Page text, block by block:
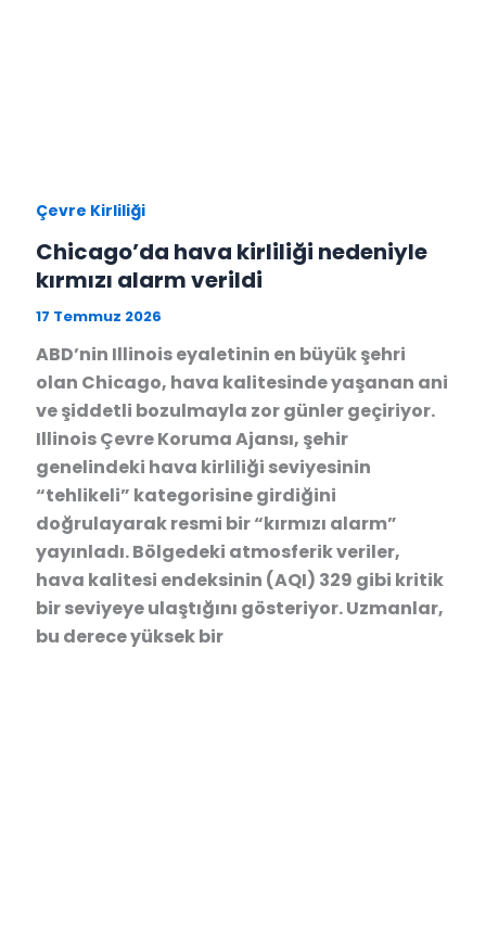
Çevre Kirliliği
Chicago’da hava kirliliği nedeniyle
kırmızı alarm verildi
17 Temmuz 2026
ABD’nin Illinois eyaletinin en büyük şehri
olan Chicago, hava kalitesinde yaşanan ani
ve şiddetli bozulmayla zor günler geçiriyor.
Illinois Çevre Koruma Ajansı, şehir
genelindeki hava kirliliği seviyesinin
“tehlikeli” kategorisine girdiğini
doğrulayarak resmi bir “kırmızı alarm”
yayınladı. Bölgedeki atmosferik veriler,
hava kalitesi endeksinin (AQI) 329 gibi kritik
bir seviyeye ulaştığını gösteriyor. Uzmanlar,
bu derece yüksek bir